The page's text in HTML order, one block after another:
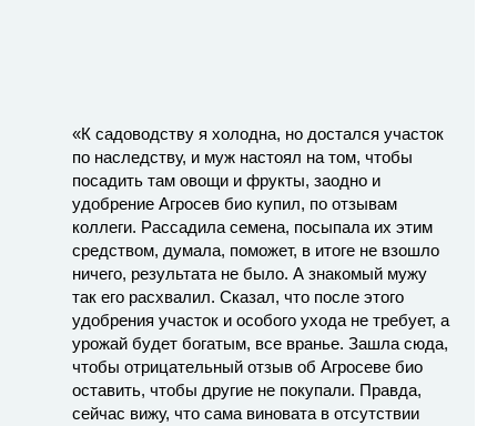
«К садоводству я холодна, но достался участок
по наследству, и муж настоял на том, чтобы
посадить там овощи и фрукты, заодно и
удобрение Агросев био купил, по отзывам
коллеги. Рассадила семена, посыпала их этим
средством, думала, поможет, в итоге не взошло
ничего, результата не было. А знакомый мужу
так его расхвалил. Сказал, что после этого
удобрения участок и особого ухода не требует, а
урожай будет богатым, все вранье. Зашла сюда,
чтобы отрицательный отзыв об Агросеве био
оставить, чтобы другие не покупали. Правда,
сейчас вижу, что сама виновата в отсутствии